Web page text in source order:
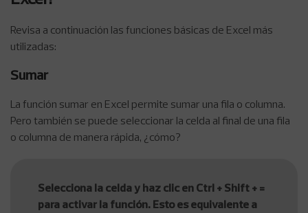
Revisa a continuación las funciones básicas de Excel más
utilizadas:
Sumar
La función sumar en Excel permite sumar una fila o columna.
Pero también se puede seleccionar la celda al final de una fila
o columna de manera rápida, ¿cómo?
Selecciona la celda y haz clic en Ctrl + Shift + =
para activar la función. Esto es equivalente a